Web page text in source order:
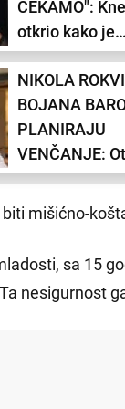
ČEKAMO":
otkrio kako je
Ksenija i kada
poroditi
NIKOLA
BOJANA
PLANIRAJU
VENČANJE:
zašto još
stali pred
mišićno-
sa 15
nesigurnost